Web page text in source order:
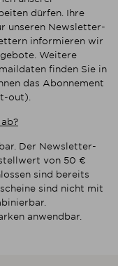
dürfen. Ihre
unseren Newsletter-
informieren wir
Weitere
finden Sie in
das Abonnement
out).
Der Newsletter-
von 50 €
sind bereits
sind nicht mit
anwendbar.